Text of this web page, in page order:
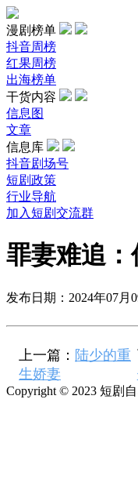
漫剧榜单
抖音周榜
红果周榜
出海榜单
干货内容
信息图
文章
信息库
抖音剧场号
短剧政策
行业导航
加入短剧交流群
罪妻难追：
发布日期：2024年07月
上一篇： 陆少的重
生娇妻
Copyright © 2023 短剧